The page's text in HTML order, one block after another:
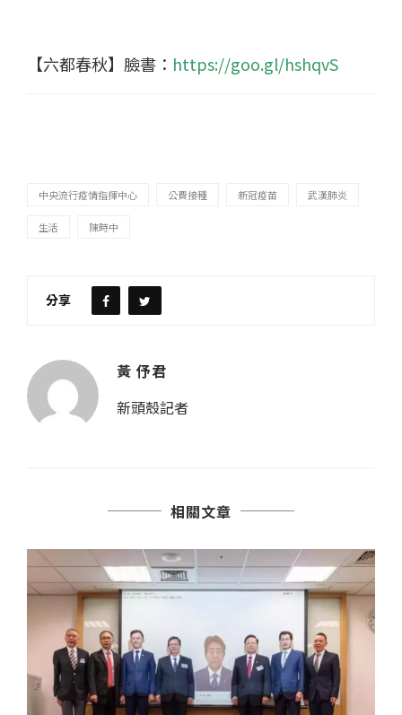
【六都春秋】臉書： https://goo.gl/hshqvS
中央流行疫情指揮中心 公費接種 新冠疫苗 武漢肺炎
生活 陳時中
分享
黃 伃君
新頭殼記者
相關文章